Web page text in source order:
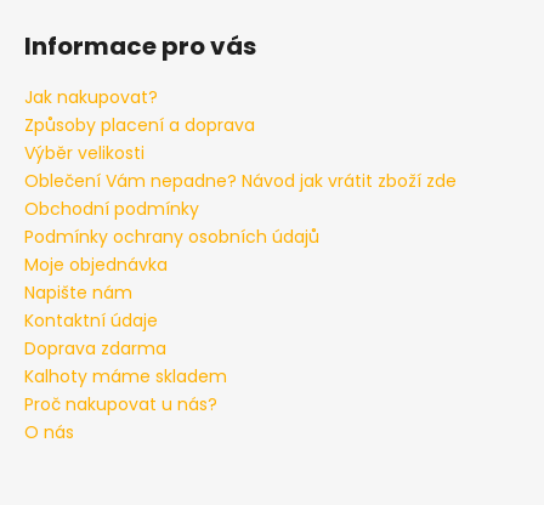
Informace pro vás
Jak nakupovat?
Způsoby placení a doprava
Výběr velikosti
Oblečení Vám nepadne? Návod jak vrátit zboží zde
Obchodní podmínky
Podmínky ochrany osobních údajů
Moje objednávka
Napište nám
Kontaktní údaje
Doprava zdarma
Kalhoty máme skladem
Proč nakupovat u nás?
O nás